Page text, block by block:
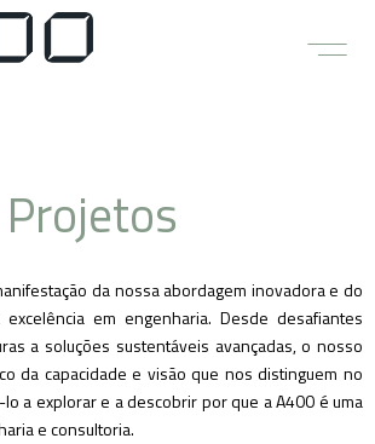
da nossa abordagem inovadora e do
em engenharia. Desde desafiantes
a soluções sustentáveis avançadas, o nosso
da capacidade e visão que nos distinguem no
a explorar e a descobrir por que a A400 é uma
e consultoria.